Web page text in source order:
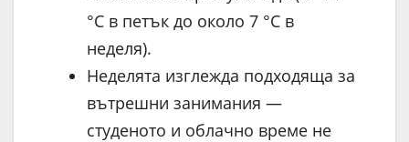
°C в петък до около 7 °C в
неделя).
Неделята изглежда подходяща за
вътрешни занимания —
студеното и облачно време не